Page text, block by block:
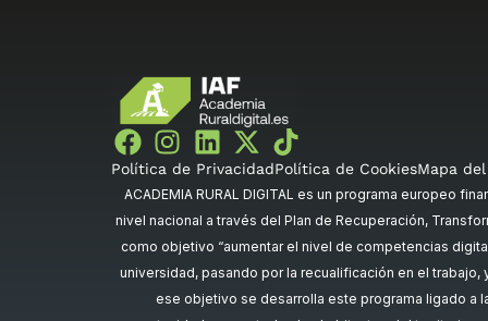
Política de PrivacidadPolítica de CookiesMapa
ACADEMIA RURAL DIGITAL es un programa europeo
nivel nacional a través del Plan de Recuperación,
como objetivo “aumentar el nivel de competencias
universidad, pasando por la recualificación en el
ese objetivo se desarrolla este programa ligado a